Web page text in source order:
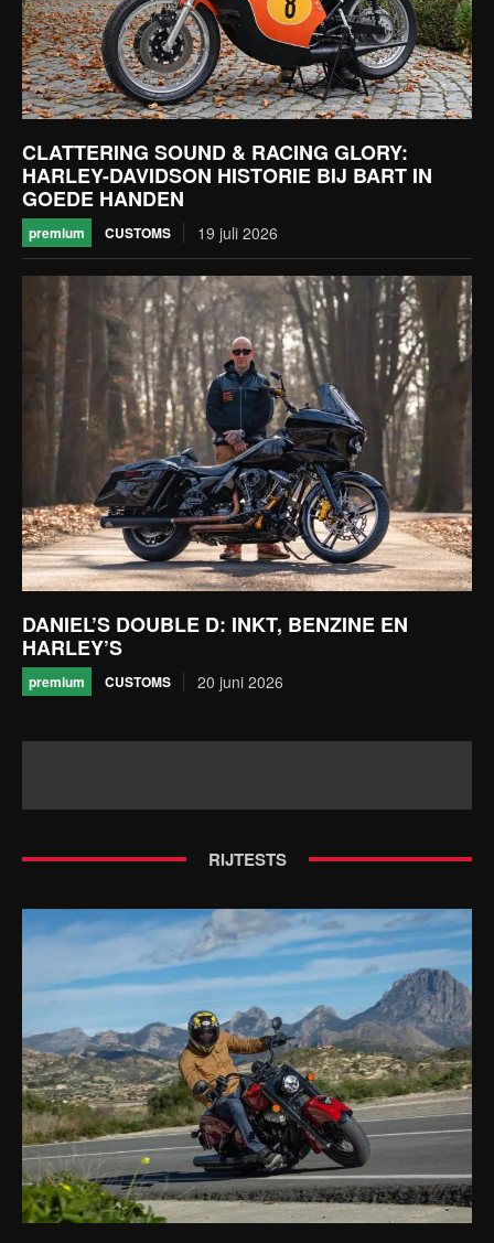
CLATTERING SOUND & RACING GLORY:
HARLEY-DAVIDSON HISTORIE BIJ BART IN
GOEDE HANDEN
premium CUSTOMS 19 juli 2026
DANIEL’S DOUBLE D: INKT, BENZINE EN
HARLEY’S
premium CUSTOMS 20 juni 2026
RIJTESTS